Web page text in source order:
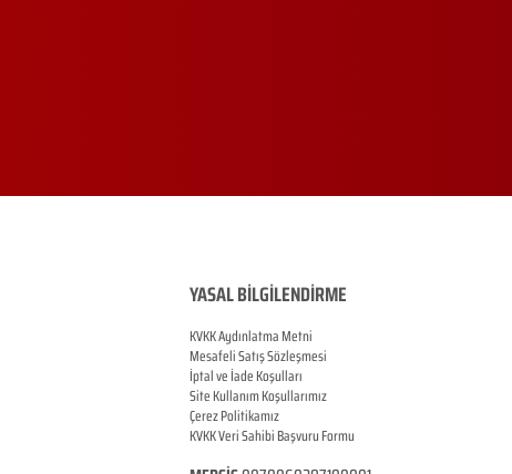
YASAL BİLGİLENDİRME
KVKK Aydınlatma Metni
Mesafeli Satış Sözleşmesi
İptal ve İade Koşulları
Site Kullanım Koşullarımız
Çerez Politikamız
KVKK Veri Sahibi Başvuru Formu